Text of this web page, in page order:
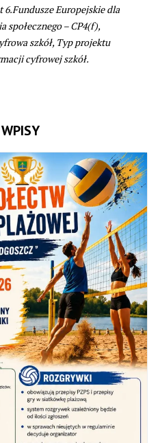
6.Fundusze Europejskie dla
społecznego – CP4(f),
szkół, Typ projektu
cyfrowej szkół.